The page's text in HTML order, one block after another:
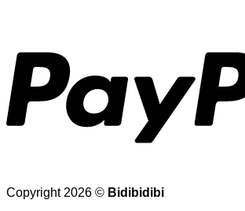
Copyright 2026 © Bidibidibi